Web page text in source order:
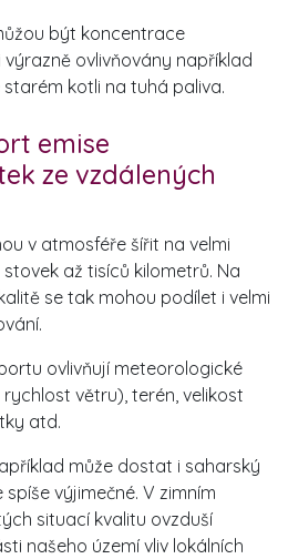
být koncentrace
výrazně ovlivňovány například
kotli na tuhá paliva.
emise
ze vzdálených
v atmosféře šířit na velmi
až tisíců kilometrů. Na
se tak mohou podílet i velmi
ovlivňují meteorologické
větru), terén, velikost
atd.
může dostat i saharský
výjimečné. V zimním
situací kvalitu ovzduší
našeho území vliv lokálních